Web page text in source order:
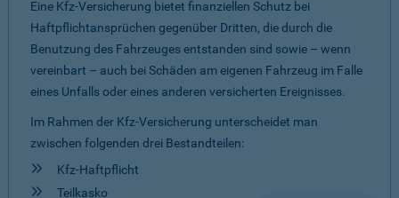
Eine Kfz-Versicherung bietet finanziellen Schutz bei
Haftpflichtansprüchen gegenüber Dritten, die durch die
Benutzung des Fahrzeuges entstanden sind sowie – wenn
vereinbart – auch bei Schäden am eigenen Fahrzeug im Falle
eines Unfalls oder eines anderen versicherten Ereignisses.
Im Rahmen der Kfz-Versicherung unterscheidet man
zwischen folgenden drei Bestandteilen:
Kfz-Haftpflicht
Teilkasko